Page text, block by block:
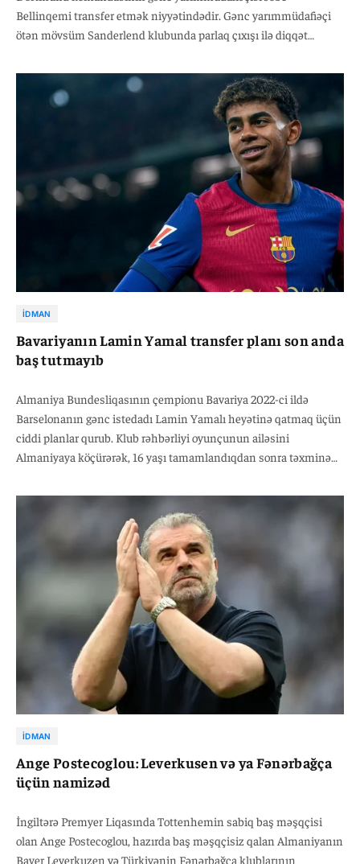
Bellinqemi transfer etmək niyyətindədir. Gənc yarımmüdafiəçi
ötən mövsüm Sanderlend klubunda parlaq çıxışı ilə diqqət
oynamışdı. Bu uğurun ardından Borussiya Dortmund onun
transferi üçün 33 milyon avro ödəyərək futbolçunu heyətinə cəlb
İDMAN
Bavariyanın Lamin Yamal transfer planı son anda
baş tutmayıb
Almaniya Bundesliqasının çempionu Bavariya 2022-ci ildə
Barselonanın gənc istedadı Lamin Yamalı heyətinə qatmaq üçün
ciddi planlar qurub. Klub rəhbərliyi oyunçunun ailəsini
Almaniyaya köçürərək, 16 yaşı tamamlandıqdan sonra təxminən
planlaşdırırdı.
İDMAN
Ange Postecoglou: Leverkusen və ya Fənərbağça
üçün namizəd
İngiltərə Premyer Liqasında Tottenhemin sabiq baş məşqçisi
olan Ange Postecoglou, hazırda baş məşqçisiz qalan Almaniyanın
Bayer Leverkuzen və Türkiyənin Fənərbağça klublarının